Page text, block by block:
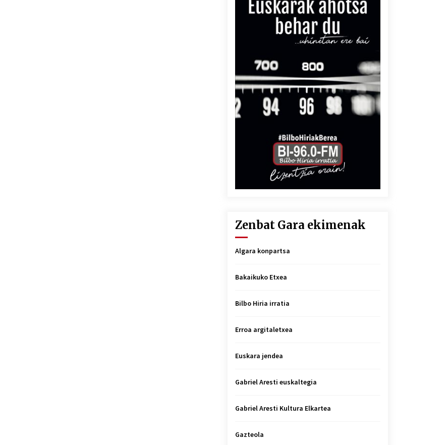
Zenbat Gara ekimenak
Algara konpartsa
Bakaikuko Etxea
Bilbo Hiria irratia
Erroa argitaletxea
Euskara jendea
Gabriel Aresti euskaltegia
Gabriel Aresti Kultura Elkartea
Gazteola